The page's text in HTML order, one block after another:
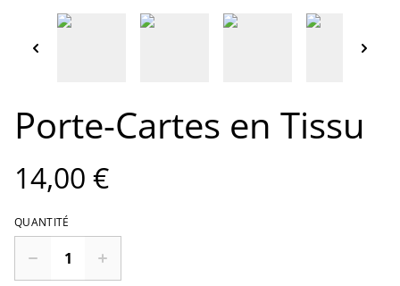
Porte-Cartes en Tissu
14,00 €
QUANTITÉ